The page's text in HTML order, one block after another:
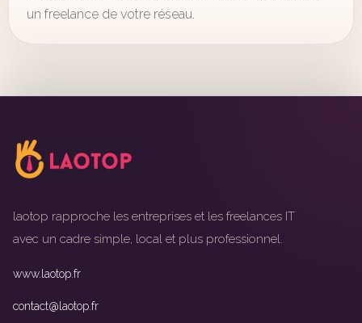
un freelance de votre réseau.
laotop rapproche les entreprises et les freelances IT
avec un cadre simple, local et plus professionnel.
www.laotop.fr
contact@laotop.fr